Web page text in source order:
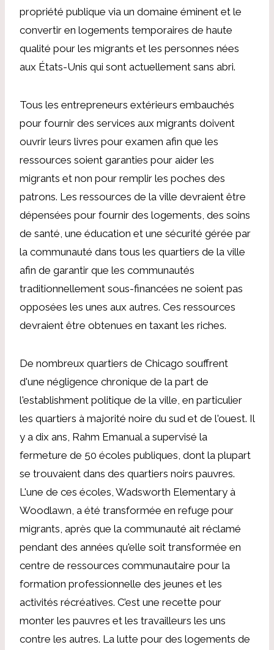
propriété publique via un domaine éminent et le
convertir en logements temporaires de haute
qualité pour les migrants et les personnes nées
aux États-Unis qui sont actuellement sans abri.
Tous les entrepreneurs extérieurs embauchés
pour fournir des services aux migrants doivent
ouvrir leurs livres pour examen afin que les
ressources soient garanties pour aider les
migrants et non pour remplir les poches des
patrons. Les ressources de la ville devraient être
dépensées pour fournir des logements, des soins
de santé, une éducation et une sécurité gérée par
la communauté dans tous les quartiers de la ville
afin de garantir que les communautés
traditionnellement sous-financées ne soient pas
opposées les unes aux autres. Ces ressources
devraient être obtenues en taxant les riches.
De nombreux quartiers de Chicago souffrent
d'une négligence chronique de la part de
l'establishment politique de la ville, en particulier
les quartiers à majorité noire du sud et de l'ouest. Il
y a dix ans, Rahm Emanual a supervisé la
fermeture de 50 écoles publiques, dont la plupart
se trouvaient dans des quartiers noirs pauvres.
L'une de ces écoles, Wadsworth Elementary à
Woodlawn, a été transformée en refuge pour
migrants, après que la communauté ait réclamé
pendant des années qu'elle soit transformée en
centre de ressources communautaire pour la
formation professionnelle des jeunes et les
activités récréatives. C’est une recette pour
monter les pauvres et les travailleurs les uns
contre les autres. La lutte pour des logements de